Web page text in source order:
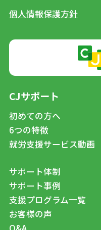
個人情報保護方針
CJサポート
初めての方へ
6つの特徴
就労支援サービス動画
サポート体制
サポート事例
支援プログラム一覧
お客様の声